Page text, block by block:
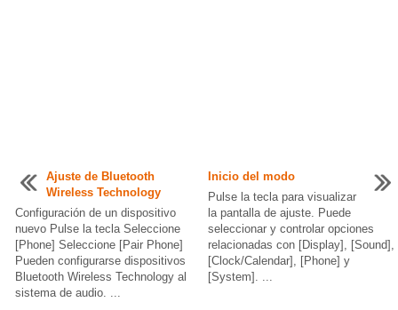
Ajuste de Bluetooth
Wireless Technology
Configuración de un dispositivo
nuevo Pulse la tecla Seleccione
[Phone] Seleccione [Pair Phone]
Pueden configurarse dispositivos
Bluetooth Wireless Technology al
sistema de audio. ...
Inicio del modo
Pulse la tecla para visualizar
la pantalla de ajuste. Puede
seleccionar y controlar opciones
relacionadas con [Display], [Sound],
[Clock/Calendar], [Phone] y
[System]. ...